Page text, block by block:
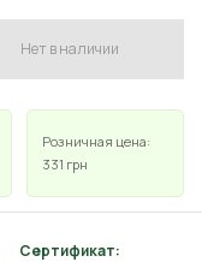
Нет в наличии
Розничная цена:
331 грн
Сертификат: